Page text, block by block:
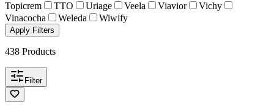
Topicrem
TTO Uriage Veela Viavior
Vichy
Vinacocha
Weleda Wiwify
Apply Filters
438 Products
Filter